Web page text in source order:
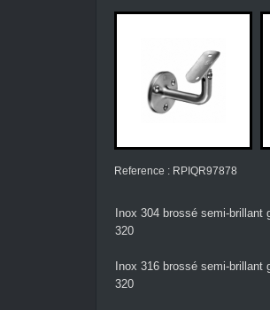
Reference : RPIQR97878
Inox 304 brossé semi-brillant
320
Inox 316 brossé semi-brillant
320